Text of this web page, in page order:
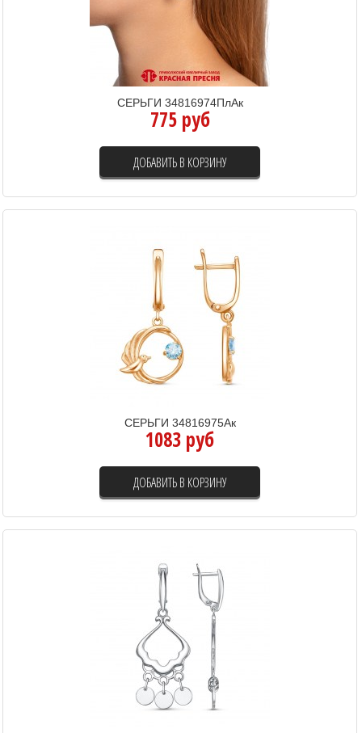
СЕРЬГИ 34816974ПлАк
775 руб
ДОБАВИТЬ В КОРЗИНУ
СЕРЬГИ 34816975Ак
1083 руб
ДОБАВИТЬ В КОРЗИНУ